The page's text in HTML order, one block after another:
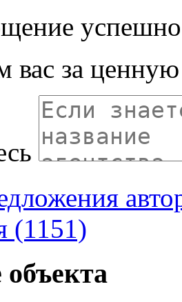
успешно
вас за
(1151)